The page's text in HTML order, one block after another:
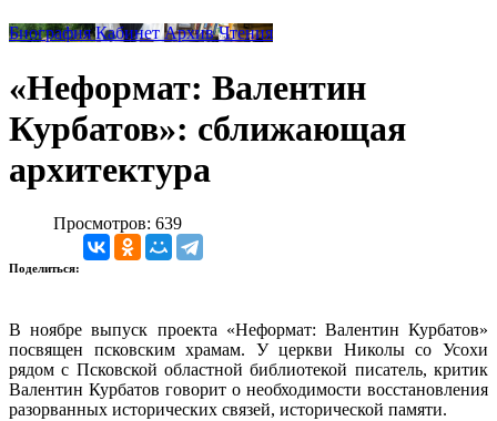
БиографияКабинетАрхивЧтения
«Неформат: Валентин
Курбатов»: сближающая
архитектура
Просмотров: 639
Поделиться:
В ноябре выпуск проекта «Неформат: Валентин Курбатов»
посвящен псковским храмам. У церкви Николы со Усохи
рядом с Псковской областной библиотекой писатель, критик
Валентин Курбатов говорит о необходимости восстановления
разорванных исторических связей, исторической памяти.